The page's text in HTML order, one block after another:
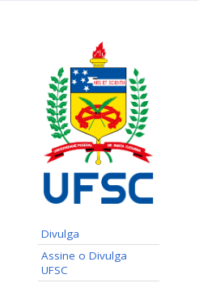
Divulga
Assine o Divulga
UFSC